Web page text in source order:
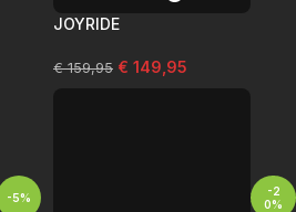
JOYRIDE
€159,95 € 149,95
-5%
-2
0%